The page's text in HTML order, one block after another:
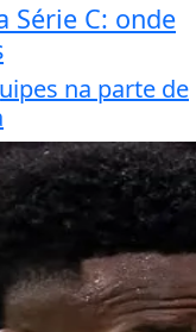
Série C: onde
na parte de